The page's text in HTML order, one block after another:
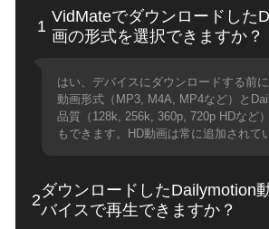
1
VidMateでダウンロードした
画の形式を選択できますか？
はい、デバイスにダウンロードする前
動画形式（MP3, M4A, MP4など）と
品質（128k, 256k, 360p, 720p HDなど
もできます。HD動画は常に追加されて
2
ダウンロードしたDailymotion
バイスで再生できますか？